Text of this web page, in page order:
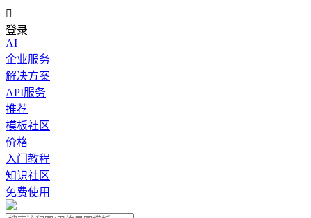

登录
AI
企业服务
解决方案
API服务
推荐
模板社区
价格
入门教程
知识社区
免费使用